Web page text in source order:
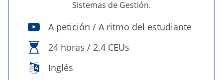
Sistemas de Gestión.
A petición / A ritmo del estudiante
24 horas / 2.4 CEUs
Inglés